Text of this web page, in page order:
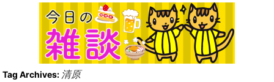
Tag Archives: 清原